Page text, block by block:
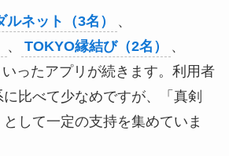
ルネット（3名）
、
、 TOKYO縁結び（2名）
、
いったアプリが続きます。利用者
比べて少なめですが、「真剣
して一定の支持を集めていま